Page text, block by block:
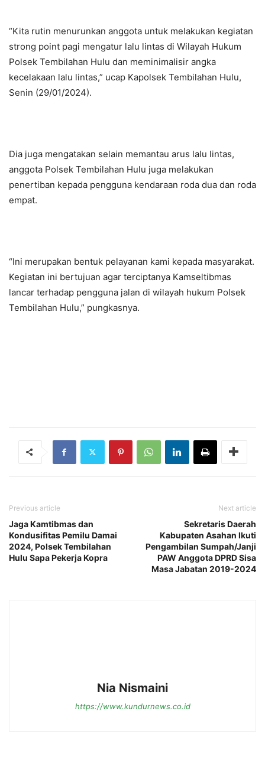
“Kita rutin menurunkan anggota untuk melakukan kegiatan
strong point pagi mengatur lalu lintas di Wilayah Hukum
Polsek Tembilahan Hulu dan meminimalisir angka
kecelakaan lalu lintas,” ucap Kapolsek Tembilahan Hulu,
Senin (29/01/2024).
Dia juga mengatakan selain memantau arus lalu lintas,
anggota Polsek Tembilahan Hulu juga melakukan
penertiban kepada pengguna kendaraan roda dua dan roda
empat.
“Ini merupakan bentuk pelayanan kami kepada masyarakat.
Kegiatan ini bertujuan agar terciptanya Kamseltibmas
lancar terhadap pengguna jalan di wilayah hukum Polsek
Tembilahan Hulu,” pungkasnya.
Previous article
Jaga Kamtibmas dan
Kondusifitas Pemilu Damai
2024, Polsek Tembilahan
Hulu Sapa Pekerja Kopra
Next article
Sekretaris Daerah
Kabupaten Asahan Ikuti
Pengambilan Sumpah/Janji
PAW Anggota DPRD Sisa
Masa Jabatan 2019-2024
Nia Nismaini
https://www.kundurnews.co.id